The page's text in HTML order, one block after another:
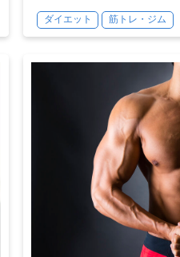
ダイエット 筋トレ・ジム